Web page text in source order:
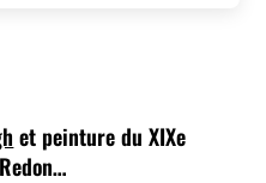
et peinture du XIXe